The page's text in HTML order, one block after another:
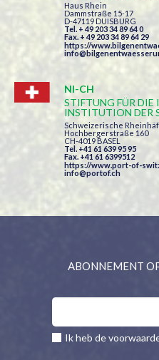
Haus Rhein
Dammstraße 15-17
D-47119 DUISBURG
Tel. + 49 203 34 89 64 0
Fax. + 49 203 34 89 64 29
https://
NI-CH
STIFTUNG FÜR DIE
INSTITUTION DER
Schweizerische
Hochbergerstraße 160
CH-4019 BASEL
Tel. +41 61 639 95 95
Fax. +41 61 6399512
https://www.port-of-
info@portof.ch
ABONNEMENT
Ik heb de